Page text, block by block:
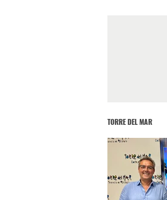
TORRE DEL MAR